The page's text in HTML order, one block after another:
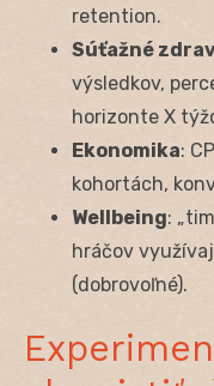
retention.
Súťažné
výsledkov,
horizonte X
Ekonomika:
kohortách,
Wellbeing:
hráčov
(dobrovoľné).